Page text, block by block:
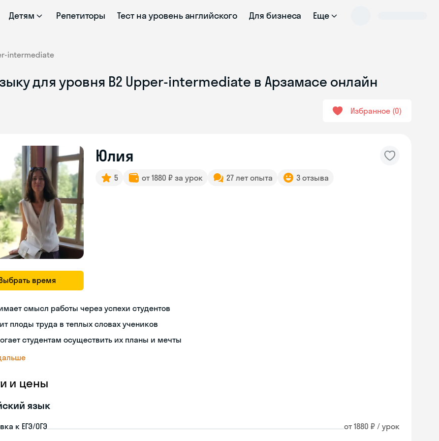
Детям Репетиторы Тест на уровень английского Для бизнеса Еще
intermediate
для уровня B2 Upper-intermediate в Арзамасе онлайн
Избранное 0
время
Юлия
5 от 1880 ₽ за урок 27 лет опыта 3 отзыва
смысл работы через успехи студентов
плоды труда в теплых словах учеников
студентам осуществить их планы и мечты
и цены
язык
к ЕГЭ/ОГЭ от 1880 ₽ / урок